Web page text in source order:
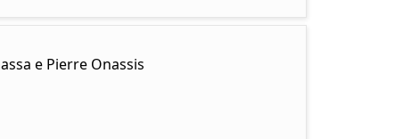
e Pierre Onassis